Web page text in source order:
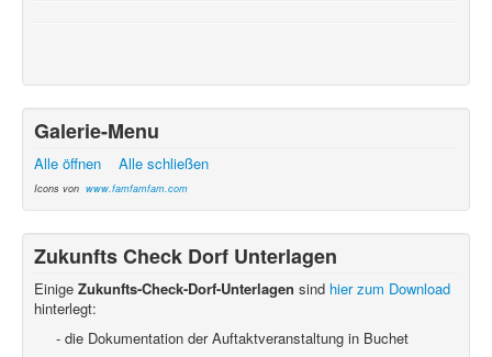
Galerie-Menu
Alle öffnen Alle schließen
Icons von www.famfamfam.com
Zukunfts Check Dorf Unterlagen
Einige Zukunfts-Check-Dorf-Unterlagen sind hier zum Download
hinterlegt:
- die Dokumentation der Auftaktveranstaltung in Buchet